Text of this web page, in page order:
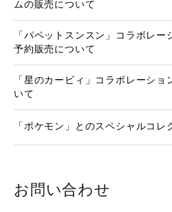
ムの販売について
「パペットスンスン」コラボレー
予約販売について
「星のカービィ」コラボレーショ
いて
「ポケモン」とのスペシャルコレ
お問い合わせ